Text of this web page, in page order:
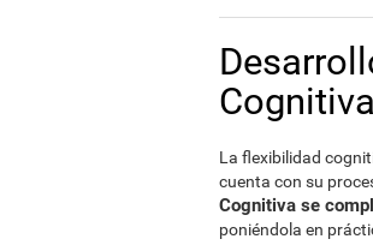
Cognitiva
La flexibilidad
cuenta con su
Cognitiva se
poniéndola en